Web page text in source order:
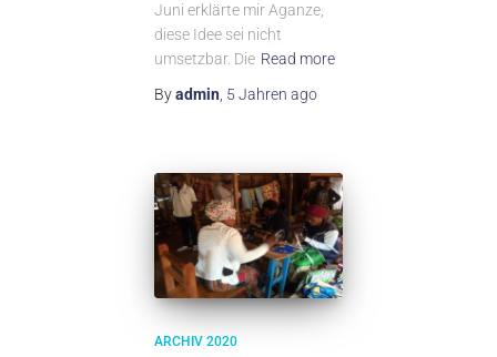
Juni erklärte mir Aganze,
diese Idee sei nicht
umsetzbar. Die Read more
Byadmin 5 Jahren ago
ARCHIV 2020